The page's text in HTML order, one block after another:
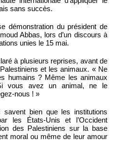
sans succès.
démonstration du président de
Abbas, lors d’un discours à
unies le 15 mai.
à plusieurs reprises, avant de
et les animaux. « Ne
humains ? Même les animaux
vous avez un animal, ne le
nous ! »
savent bien que les institutions
les États-Unis et l’Occident
des Palestiniens sur la base
moral ou même de leur amour